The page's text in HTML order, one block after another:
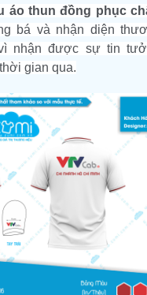
áo thun đồng phục
bá và nhận diện
nhận được sự tin
gian qua.